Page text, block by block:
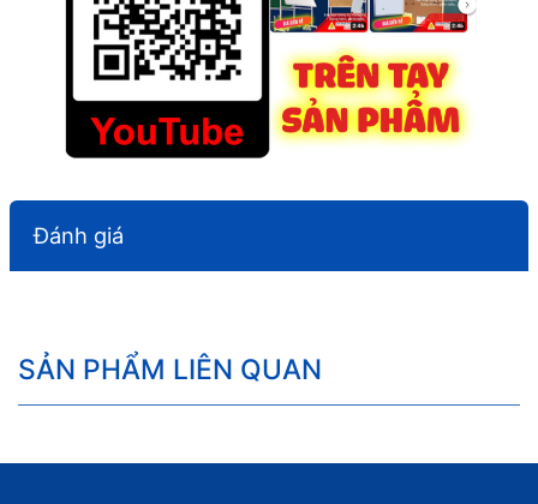
Đánh giá
SẢN PHẨM LIÊN QUAN